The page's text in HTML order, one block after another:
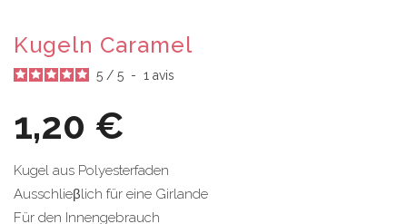
Kugeln Caramel
5 / 5 - 1 avis
1,20 €
Kugel aus Polyesterfaden
Ausschlieβlich für eine Girlande
Für den Innengebrauch